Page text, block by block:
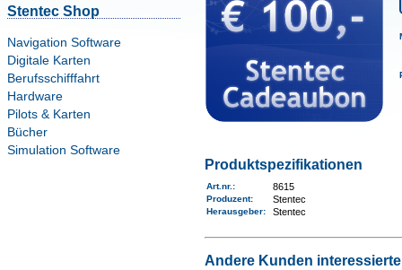
Stentec Shop
Navigation Software
Digitale Karten
Berufsschifffahrt
Hardware
Pilots & Karten
Bücher
Simulation Software
Produktspezifikationen
Art.nr. : 8615
Produzent: Stentec
Herausgeber: Stentec
Andere Kunden